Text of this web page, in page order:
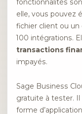
fonctionnalités
elle, vous pouvez
fichier client ou un
100 intégrations.
transactions
impayés.
Sage Business
gratuite à tester.
forme